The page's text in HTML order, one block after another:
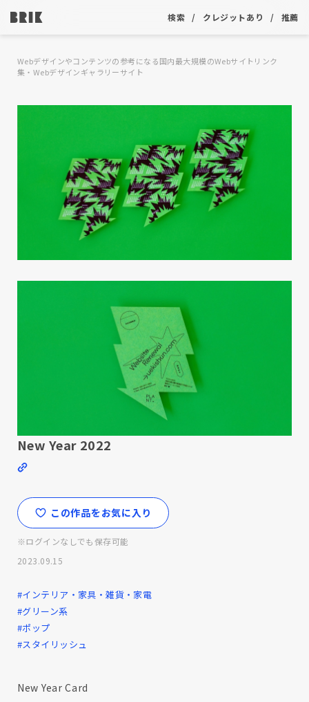
検索 クレジットあり 推薦
Webデザインやコンテンツの参考になる国内最大規模のWebサイトリンク
集・Webデザインギャラリーサイト
New Year 2022
この作品をお気に入り
※ログインなしでも保存可能
2023.09.15
#インテリア・家具・雑貨・家電
#グリーン系
#ポップ
#スタイリッシュ
New Year Card